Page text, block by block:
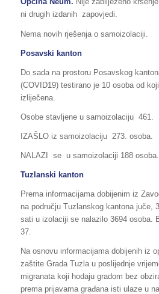
ni drugih izdanih zapovjedi.
Nema novih rješenja o samoizolaciji.
Posavski kanton
Do sada na prostoru Posavskog
(COVID19) testirano je 10 osoba od
izliječena.
Osobe stavljene u samoizolaciju 461.
IZAŠLO iz samoizolaciju 273. osoba.
NALAZI se u samoizolaciji 188 osoba.
Tuzlanski kanton
Prema informacijama dobijenim iz
na području Tuzlanskog kantona juče,
sati u izolaciji se nalazilo 3694 osoba.
37.
Na osnovu informacijama dobijenih iz
zaštite Grada Tuzla u poslijednje
migranata koji hodaju gradom bez
prema prijavama građana isti ulaze u